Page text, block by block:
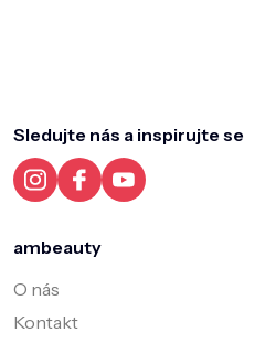
Sledujte nás a inspirujte se
ambeauty
O nás
Kontakt